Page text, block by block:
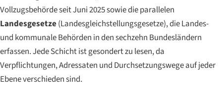
Vollzugsbehörde seit Juni 2025 sowie die parallelen
Landesgesetze(Landesgleichstellungsgesetze), die Landes-
und kommunale Behörden in den sechzehn Bundesländern
erfassen. Jede Schicht ist gesondert zu lesen, da
Verpflichtungen, Adressaten und Durchsetzungswege auf jeder
Ebene verschieden sind.